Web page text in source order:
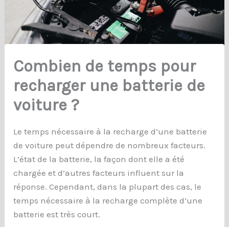
Combien de temps pour
recharger une batterie de
voiture ?
Le temps nécessaire à la recharge d’une batterie
de voiture peut dépendre de nombreux facteurs.
L’état de la batterie, la façon dont elle a été
chargée et d’autres facteurs influent sur la
réponse. Cependant, dans la plupart des cas, le
temps nécessaire à la recharge complète d’une
batterie est très court.